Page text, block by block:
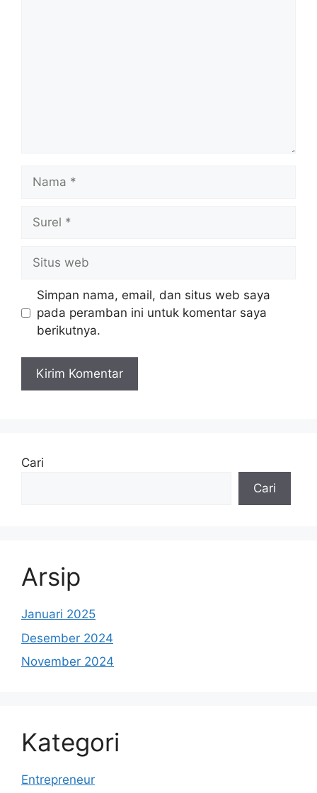
web
Simpan nama, email, dan situs web saya
pada peramban ini untuk komentar saya
berikutnya.
Cari
Cari
Arsip
Januari 2025
Desember 2024
November 2024
Kategori
Entrepreneur